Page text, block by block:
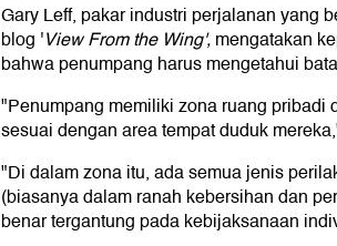
Gary Leff, pakar industri perjalanan yang
blog 'View From the Wing',mengatakan
bahwa penumpang harus mengetahui
"Penumpang memiliki zona ruang pribadi
sesuai dengan area tempat duduk
"Di dalam zona itu, ada semua jenis
(biasanya dalam ranah kebersihan dan
benar tergantung pada kebijaksanaan